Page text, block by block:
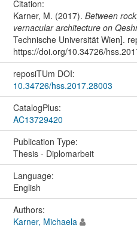
Citation:
Karner, M. (2017). Between
vernacular architecture on
Technische Universität Wien].
https://doi.org/10.34726/
reposiTUm DOI:
10.34726/hss.2017.28003
CatalogPlus:
AC13729420
Publication Type:
Thesis - Diplomarbeit
Language:
English
Authors:
Karner, Michaela